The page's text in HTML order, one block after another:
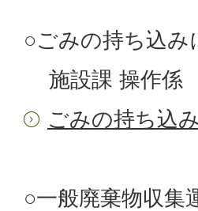
○ごみの持ち込み
施設課 操作係
ごみの持ち込
○一般廃棄物収集